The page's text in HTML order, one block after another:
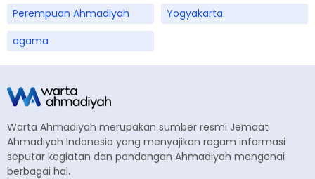
Perempuan Ahmadiyah
Yogyakarta
agama
Warta Ahmadiyah merupakan sumber resmi Jemaat
Ahmadiyah Indonesia yang menyajikan ragam informasi
seputar kegiatan dan pandangan Ahmadiyah mengenai
berbagai hal.